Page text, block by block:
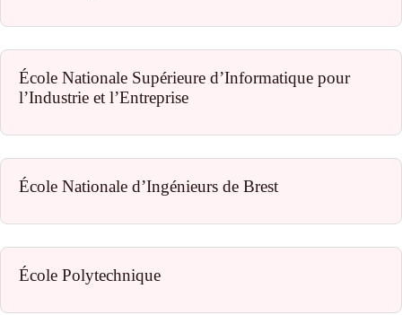
École Nationale Supérieure d’Informatique pour
l’Industrie et l’Entreprise
École Nationale d’Ingénieurs de Brest
École Polytechnique